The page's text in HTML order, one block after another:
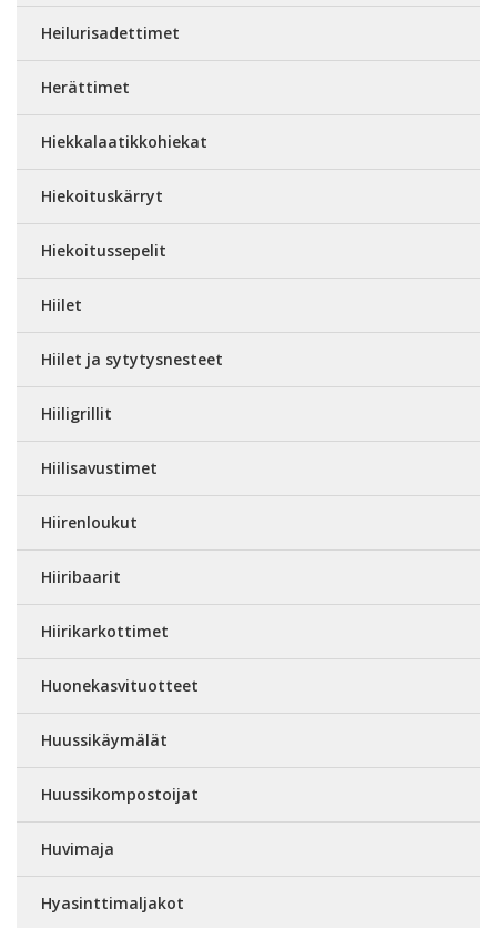
Heilurisadettimet
Herättimet
Hiekkalaatikkohiekat
Hiekoituskärryt
Hiekoitussepelit
Hiilet
Hiilet ja sytytysnesteet
Hiiligrillit
Hiilisavustimet
Hiirenloukut
Hiiribaarit
Hiirikarkottimet
Huonekasvituotteet
Huussikäymälät
Huussikompostoijat
Huvimaja
Hyasinttimaljakot